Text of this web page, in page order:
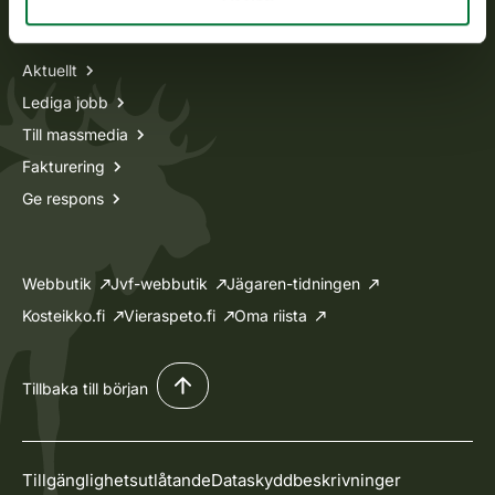
Information om oss
Aktuellt
Lediga jobb
Till massmedia
Fakturering
Ge respons
Webbutik Jvf-webbutik
Jägaren-tidningen
Kosteikko.fi
Vieraspeto.fi Oma riista
Tillbaka till början
TillgänglighetsutlåtandeDataskyddbeskrivninger